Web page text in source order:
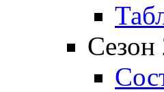
Сезон